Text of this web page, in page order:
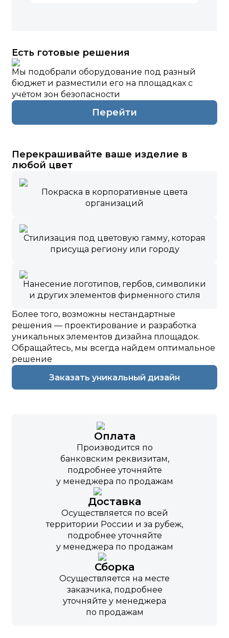
Есть готовые решения
Мы подобрали оборудование под разный
бюджет и разместили его на площадках с
учётом зон безопасности
Перейти
Перекрашивайте ваше изделие в
любой цвет
Покраска в корпоративные цвета
организаций
Стилизация под цветовую гамму, которая
присуща региону или городу
Нанесение логотипов, гербов, символики
и других элементов фирменного стиля
Более того, возможны нестандартные
решения — проектирование и разработка
уникальных элементов дизайна площадок.
Обращайтесь, мы всегда найдем оптимальное
решение
Заказать уникальный дизайн
Оплата
Производится по
банковским реквизитам,
подробнее уточняйте
у менеджера по продажам
Доставка
Осуществляется по всей
территории России и за рубеж,
подробнее уточняйте
у менеджера по продажам
Сборка
Осуществляется на месте
заказчика, подробнее
уточняйте у менеджера
по продажам